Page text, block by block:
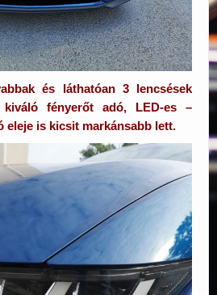
és láthatóan 3 lencsések
fényerőt adó, LED-es –
eleje is kicsit markánsabb lett.